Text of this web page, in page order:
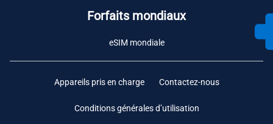
Forfaits mondiaux
eSIM mondiale
Appareils pris en charge Contactez-nous
Conditions générales d’utilisation